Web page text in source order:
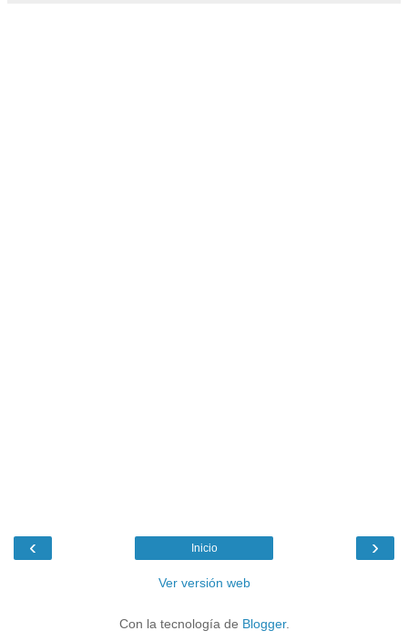
‹ ›
Inicio
Ver versión web
Con la tecnología de Blogger.